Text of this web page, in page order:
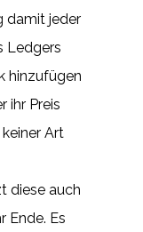
damit jeder
Ledgers
hinzufügen
ihr Preis
Art
diese auch
Ende. Es